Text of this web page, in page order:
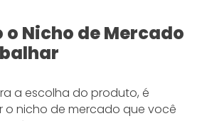
o Nicho de Mercado
a escolha do produto, é
o nicho de mercado que você